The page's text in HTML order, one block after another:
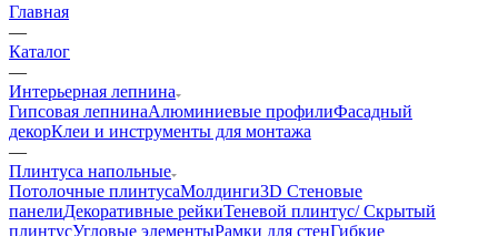
Главная
—
Каталог
—
Интерьерная лепнина
Гипсовая лепнинаАлюминиевые профилиФасадный
декорКлеи и инструменты для монтажа
—
Плинтуса напольные
Потолочные плинтусаМолдинги3D Стеновые
панелиДекоративные рейкиТеневой плинтус/ Скрытый
плинтусУгловые элементыРамки для стенГибкие